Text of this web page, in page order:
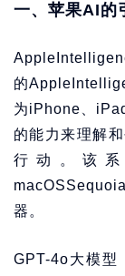
一、苹果AI的
的
为iPhone、
的能力来理解
行动。该系
器。
GPT-4o大模型